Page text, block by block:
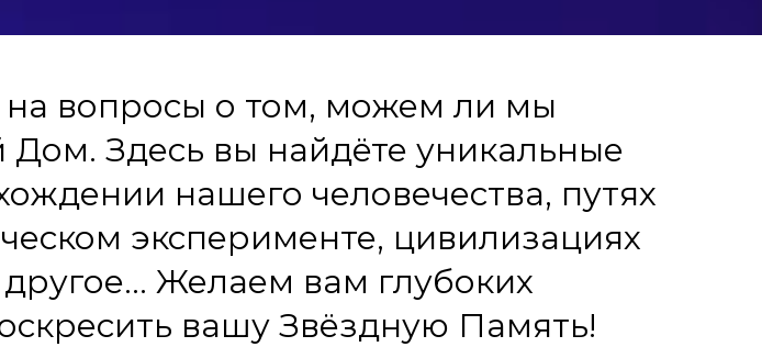
на вопросы о том, можем ли мы
Здесь вы найдёте уникальные
нашего человечества, путях
эксперименте, цивилизациях
Желаем вам глубоких
вашу Звёздную Память!